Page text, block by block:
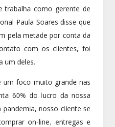
trabalha como gerente de
Paula Soares disse que
pela metade por conta da
com os clientes, foi
um deles.
um foco muito grande nas
60% do lucro da nossa
nosso cliente se
on-line, entregas e